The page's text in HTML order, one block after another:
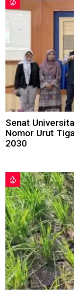
Senat
Nomor Urut
2030